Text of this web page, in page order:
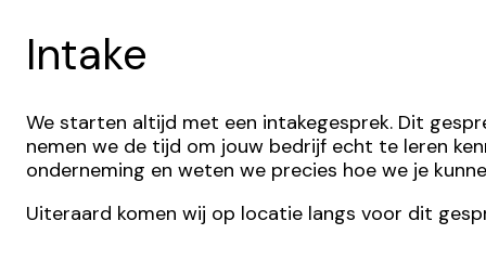
Intake
We starten altijd met een intakegesprek. Dit
nemen we de tijd om jouw bedrijf echt te leren
onderneming en weten we precies hoe we je
Uiteraard komen wij op locatie langs voor dit